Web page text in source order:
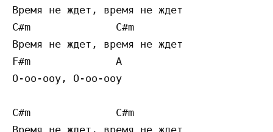
Время не ждет, время не ждет
C#m              C#m
Время не ждет, время не ждет
F#m              A
О-оо-ооу, О-оо-ооу
C#m              C#m